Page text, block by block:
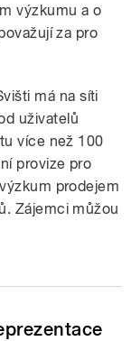
výzkumu a o
za pro
má na síti
uživatelů
více než 100
provize pro
prodejem
Zájemci můžou